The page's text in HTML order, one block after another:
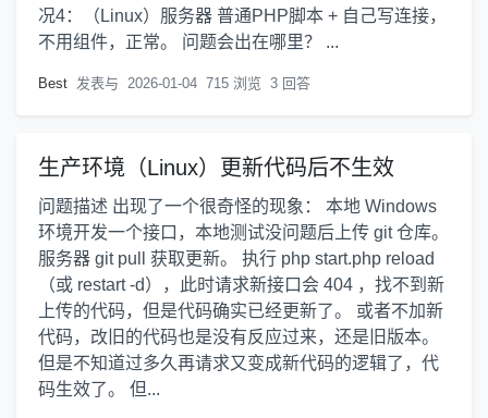
况4：（Linux）服务器 普通PHP脚本 + 自己写连接，
不用组件，正常。 问题会出在哪里？ ...
Best 发表与 2026-01-04 715 浏览 3 回答
生产环境（Linux）更新代码后不生效
问题描述 出现了一个很奇怪的现象： 本地 Windows
环境开发一个接口，本地测试没问题后上传 git 仓库。
服务器 git pull 获取更新。 执行 php start.php reload
（或 restart -d），此时请求新接口会 404 ，找不到新
上传的代码，但是代码确实已经更新了。 或者不加新
代码，改旧的代码也是没有反应过来，还是旧版本。
但是不知道过多久再请求又变成新代码的逻辑了，代
码生效了。 但...